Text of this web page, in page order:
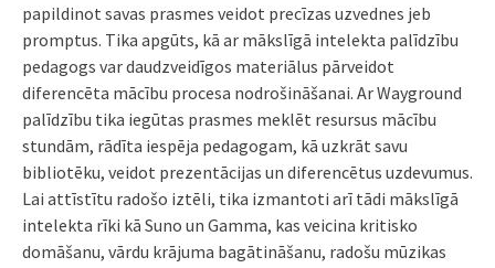
papildinot savas prasmes veidot precīzas uzvednes jeb
promptus. Tika apgūts, kā ar mākslīgā intelekta palīdzību
pedagogs var daudzveidīgos materiālus pārveidot
diferencēta mācību procesa nodrošināšanai. Ar Wayground
palīdzību tika iegūtas prasmes meklēt resursus mācību
stundām, rādīta iespēja pedagogam, kā uzkrāt savu
bibliotēku, veidot prezentācijas un diferencētus uzdevumus.
Lai attīstītu radošo iztēli, tika izmantoti arī tādi mākslīgā
intelekta rīki kā Suno un Gamma, kas veicina kritisko
domāšanu, vārdu krājuma bagātināšanu, radošu mūzikas